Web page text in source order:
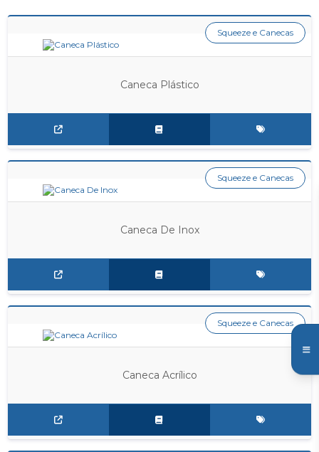
Caneca Plástico
Squeeze e Canecas
Caneca De Inox
Squeeze e Canecas
Caneca Acrílico
Squeeze e Canecas